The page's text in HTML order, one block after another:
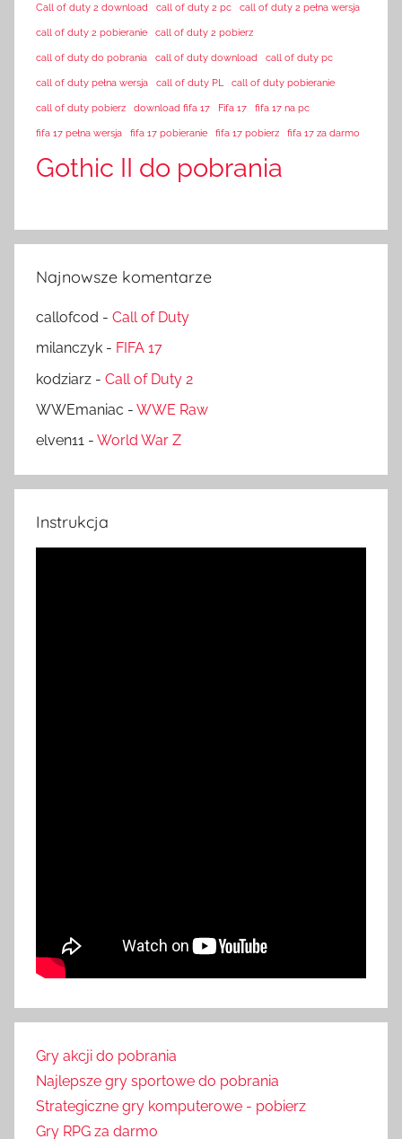
Call of duty 2 download call of duty 2 pc call of duty 2 pełna wersja
call of duty 2 pobieranie call of duty 2 pobierz
call of duty do pobrania call of duty download call of duty pc
call of duty pełna wersja call of duty PL call of duty pobieranie
call of duty pobierz download fifa 17 Fifa 17 fifa 17 na pc
fifa 17 pełna wersja fifa 17 pobieranie fifa 17 pobierz fifa 17 za darmo
Gothic II do pobrania
Najnowsze komentarze
callofcod - Call of Duty
milanczyk - FIFA 17
kodziarz - Call of Duty 2
WWEmaniac - WWE Raw
elven11 - World War Z
Instrukcja
Gry akcji do pobrania
Najlepsze gry sportowe do pobrania
Strategiczne gry komputerowe - pobierz
Gry RPG za darmo